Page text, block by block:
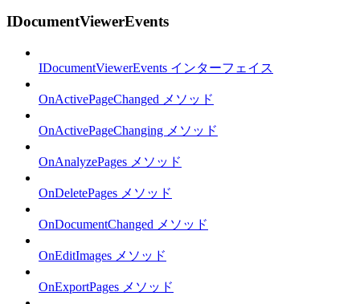
IDocumentViewerEvents
IDocumentViewerEvents インターフェイス
OnActivePageChanged メソッド
OnActivePageChanging メソッド
OnAnalyzePages メソッド
OnDeletePages メソッド
OnDocumentChanged メソッド
OnEditImages メソッド
OnExportPages メソッド